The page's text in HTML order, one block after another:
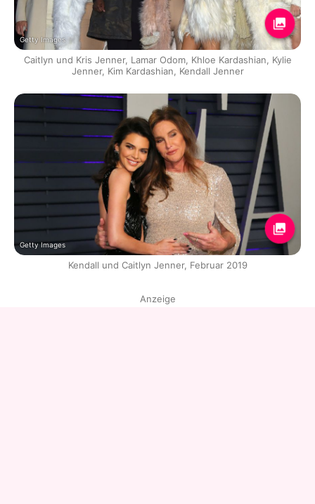
Getty Images
Caitlyn und Kris Jenner, Lamar Odom, Khloe Kardashian, Kylie
Jenner, Kim Kardashian, Kendall Jenner
Getty Images
Kendall und Caitlyn Jenner, Februar 2019
Anzeige